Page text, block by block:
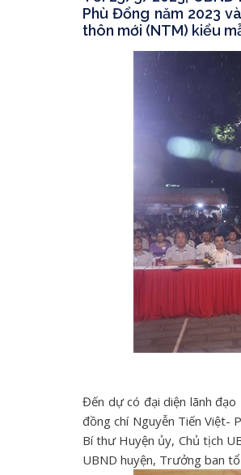
Phù Đổng năm 2023
thôn mới (NTM) kiểu
Đến dự có đại diện lãnh
đồng chí Nguyễn Tiến Việt-
Bí thư Huyện ủy, Chủ tịch
UBND huyện, Trưởng ban